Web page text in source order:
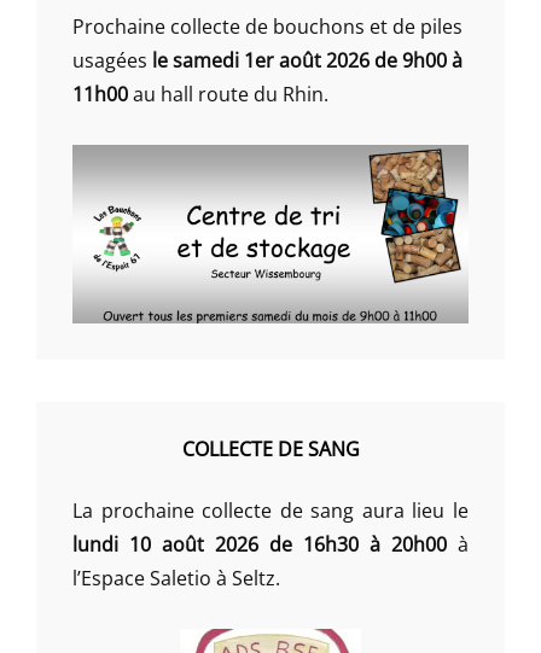
Prochaine collecte de bouchons et de piles
usagées le samedi 1er août 2026 de 9h00 à
11h00au hall route du Rhin.
COLLECTE DE SANG
La prochaine collecte de sang aura lieu le
lundi 10 août 2026 de 16h30 à 20h00 à
l’Espace Saletio à Seltz.